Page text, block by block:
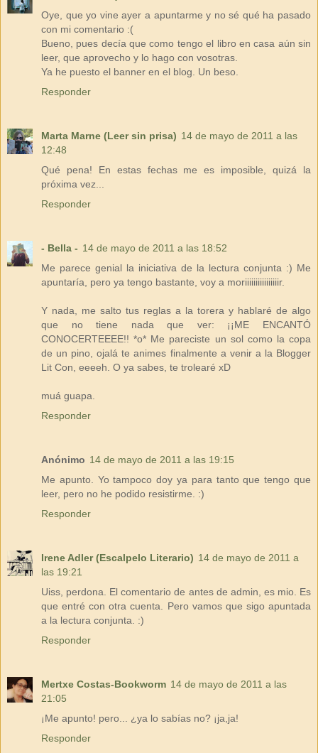
Oye, que yo vine ayer a apuntarme y no sé qué ha pasado
con mi comentario :(
Bueno, pues decía que como tengo el libro en casa aún sin
leer, que aprovecho y lo hago con vosotras.
Ya he puesto el banner en el blog. Un beso.
Responder
Marta Marne (Leer sin prisa) 14 de mayo de 2011 a las
12:48
Qué pena! En estas fechas me es imposible, quizá la
próxima vez...
Responder
- Bella - 14 de mayo de 2011 a las 18:52
Me parece genial la iniciativa de la lectura conjunta :) Me
apuntaría, pero ya tengo bastante, voy a moriiiiiiiiiiiiiiiir.
Y nada, me salto tus reglas a la torera y hablaré de algo
que no tiene nada que ver: ¡¡ME ENCANTÓ
CONOCERTEEEE!! *o* Me pareciste un sol como la copa
de un pino, ojalá te animes finalmente a venir a la Blogger
Lit Con, eeeeh. O ya sabes, te trolearé xD
muá guapa.
Responder
Anónimo 14 de mayo de 2011 a las 19:15
Me apunto. Yo tampoco doy ya para tanto que tengo que
leer, pero no he podido resistirme. :)
Responder
Irene Adler (Escalpelo Literario) 14 de mayo de 2011 a
las 19:21
Uiss, perdona. El comentario de antes de admin, es mio. Es
que entré con otra cuenta. Pero vamos que sigo apuntada
a la lectura conjunta. :)
Responder
Mertxe Costas-Bookworm 14 de mayo de 2011 a las
21:05
¡Me apunto! pero... ¿ya lo sabías no? ¡ja,ja!
Responder